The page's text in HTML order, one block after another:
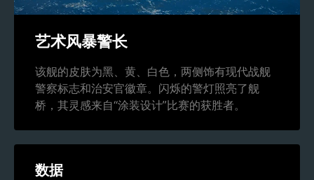
艺术风暴警长
该舰的皮肤为黑、黄、白色，两侧饰有现代战舰
警察标志和治安官徽章。闪烁的警灯照亮了舰
桥，其灵感来自“涂装设计”比赛的获胜者。
数据